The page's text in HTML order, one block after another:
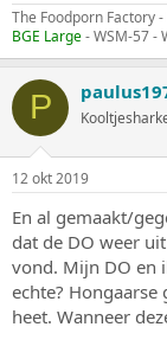
The Foodporn Factory
BGE Large- WSM-57 -
P
12 okt 2019
En al gemaakt/
dat de DO weer
vond. Mijn DO en
echte?
heet. Wanneer